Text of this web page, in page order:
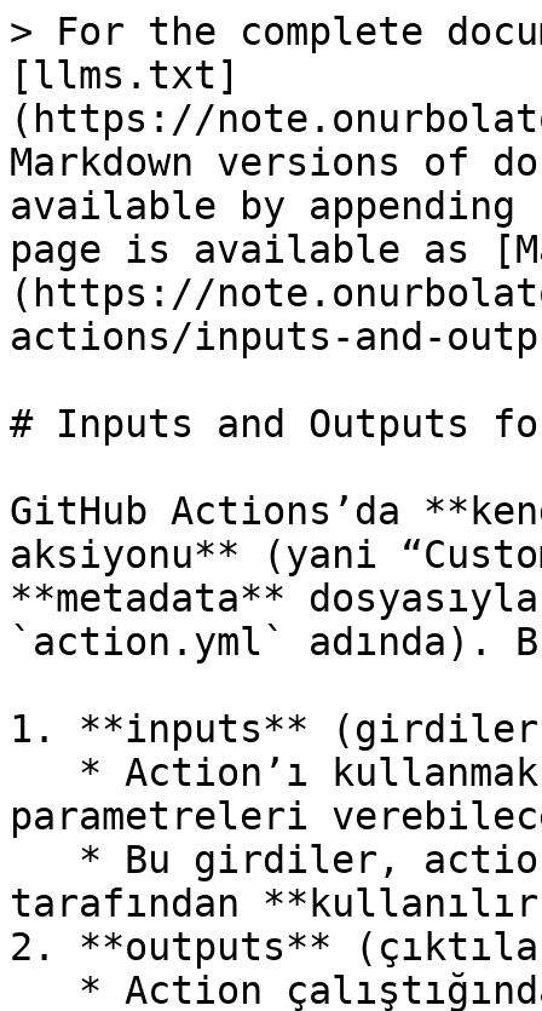
> For the complete
[llms.txt]
(https://
Markdown versions of
available by
page is available as
(https://
actions/inputs-and-
# Inputs and Outputs
GitHub Actions’da
aksiyonu** (yani
**metadata**
`action.yml` adında).
1. **inputs**
parametreleri
tarafından
2. **outputs**